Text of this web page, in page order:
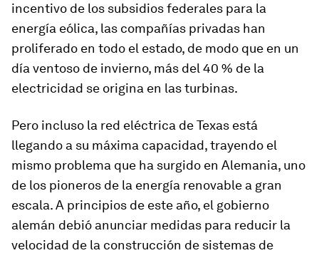
incentivo de los subsidios federales para la
energía eólica, las compañías privadas han
proliferado en todo el estado, de modo que en un
día ventoso de invierno, más del 40 % de la
electricidad se origina en las turbinas.
Pero incluso la red eléctrica de Texas está
llegando a su máxima capacidad, trayendo el
mismo problema que ha surgido en Alemania, uno
de los pioneros de la energía renovable a gran
escala. A principios de este año, el gobierno
alemán debió anunciar medidas para reducir la
velocidad de la construcción de sistemas de